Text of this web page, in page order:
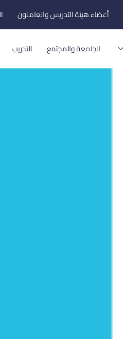
أعضاء هيئة التدريس والعاملون
الجامعة والمجتمع التدريب